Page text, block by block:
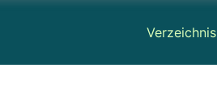
Verzeichnis